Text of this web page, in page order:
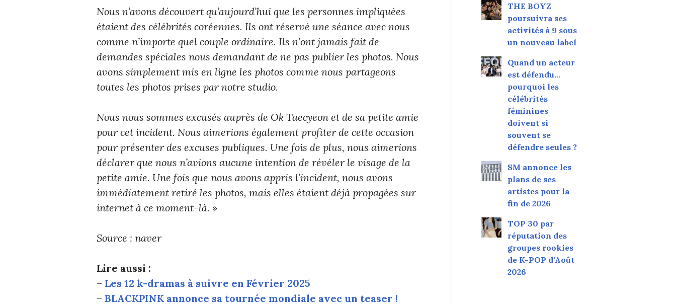
Nous n’avons découvert qu’aujourd’hui que les personnes impliquées
étaient des célébrités coréennes. Ils ont réservé une séance avec nous
comme n’importe quel couple ordinaire. Ils n’ont jamais fait de
demandes spéciales nous demandant de ne pas publier les photos. Nous
avons simplement mis en ligne les photos comme nous partageons
toutes les photos prises par notre studio.
Nous nous sommes excusés auprès de Ok Taecyeon et de sa petite amie
pour cet incident. Nous aimerions également profiter de cette occasion
pour présenter des excuses publiques. Une fois de plus, nous aimerions
déclarer que nous n’avions aucune intention de révéler le visage de la
petite amie. Une fois que nous avons appris l’incident, nous avons
immédiatement retiré les photos, mais elles étaient déjà propagées sur
internet à ce moment-là. »
Source : naver
Lire aussi :
– Les 12 k-dramas à suivre en Février 2025
– BLACKPINK annonce sa tournée mondiale avec un teaser !
THE BOYZ
poursuivra ses
activités à 9 sous
un nouveau label
Quand un acteur
est défendu…
pourquoi les
célébrités
féminines
doivent si
souvent se
défendre seules ?
SM annonce les
plans de ses
artistes pour la
fin de 2026
TOP 30 par
réputation des
groupes rookies
de K-POP d'Août
2026